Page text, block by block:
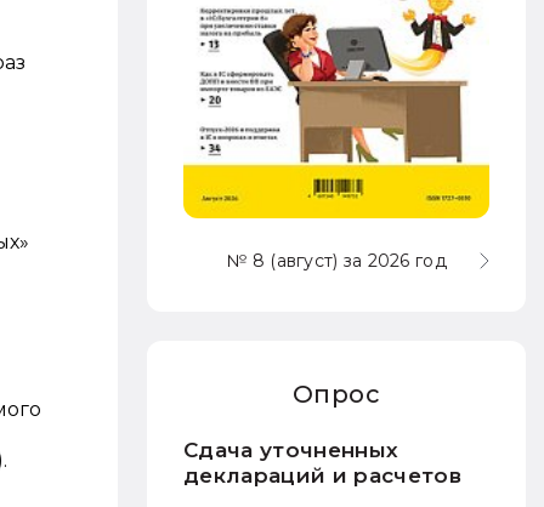
№ 8 (август) за 2026 год
Опрос
Сдача уточненных
деклараций и расчетов